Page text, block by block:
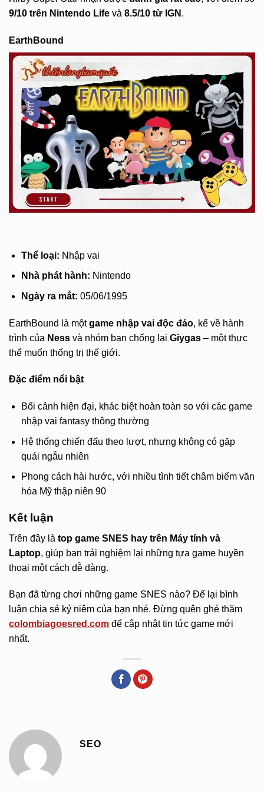
9/10 trên Nintendo Life và 8.5/10 từ IGN .
EarthBound
Thể loại: Nhập vai
Nhà phát hành: Nintendo
Ngày ra mắt: 05/06/1995
EarthBound là mộtgame nhập vai độc đáo, kể về hành
trình của Ness và nhóm bạn chống lại Giygas – một thực
thể muốn thống trị thế giới.
Đặc điểm nổi bật
Bối cảnh hiện đại, khác biệt hoàn toàn so với các game
nhập vai fantasy thông thường
Hệ thống chiến đấu theo lượt, nhưng không có gặp
quái ngẫu nhiên
Phong cách hài hước, với nhiều tình tiết châm biếm văn
hóa Mỹ thập niên 90
Kết luận
Trên đây là top game SNES hay trên Máy tính và
Laptop, giúp bạn trải nghiệm lại những tựa game huyền
thoại một cách dễ dàng.
Bạn đã từng chơi những game SNES nào? Để lại bình
luận chia sẻ kỷ niệm của bạn nhé. Đừng quên ghé thăm
colombiagoesred.com để cập nhật tin tức game mới
nhất.
SEO